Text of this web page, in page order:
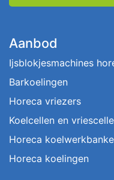
Aanbod
Ijsblokjesmachines
Barkoelingen
Horeca vriezers
Koelcellen en
Horeca
Horeca koelingen